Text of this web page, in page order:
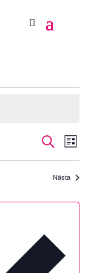
Sök
Lista
Nästa